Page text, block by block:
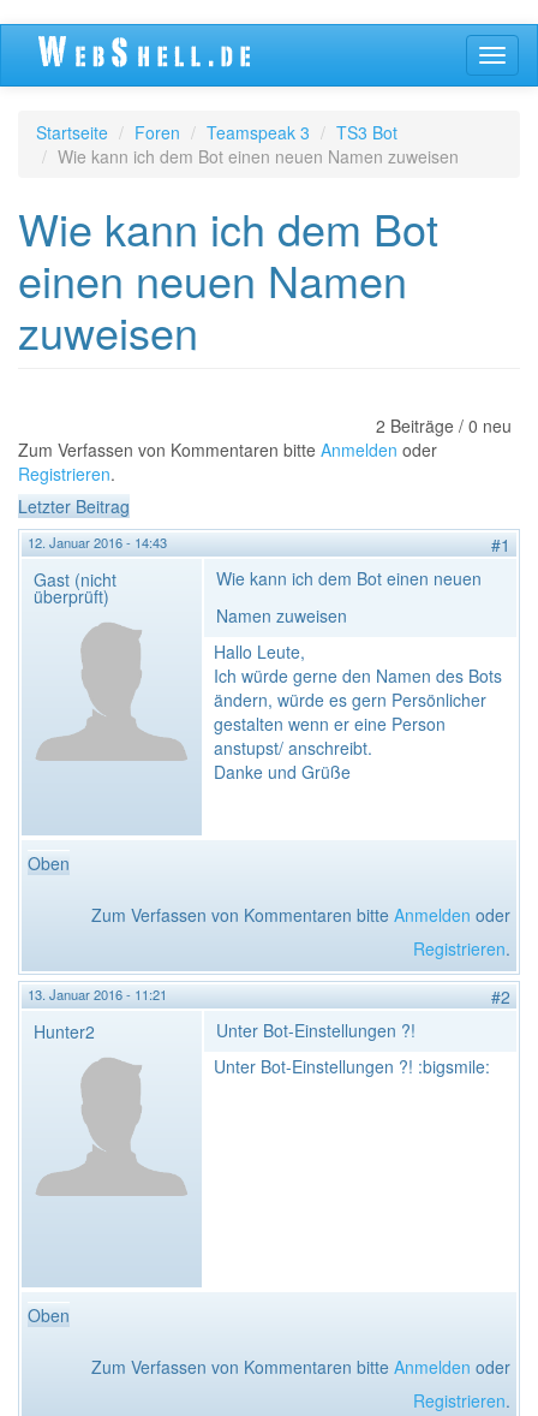
Direkt
Inhalt
Startseite Foren Teamspeak 3
TS3 Bot
Wie kann ich dem Bot einen neuen Namen zuweisen
Wie kann ich dem Bot
einen neuen Namen
zuweisen
2 Beiträge / 0 neu
Zum Verfassen von Kommentaren bitte Anmelden oder
Registrieren.
Letzter Beitrag
12. Januar 2016 - 14:43
#1
Gast (nicht
überprüft)
Wie kann ich dem Bot einen neuen
Namen zuweisen
Hallo Leute,
Ich würde gerne den Namen des Bots
ändern, würde es gern Persönlicher
gestalten wenn er eine Person
anstupst/ anschreibt.
Danke und Grüße
Oben
Zum Verfassen von Kommentaren bitte Anmelden oder
Registrieren.
13. Januar 2016 - 11:21
#2
Hunter2
Unter Bot-Einstellungen ?!
Unter Bot-Einstellungen ?! :bigsmile:
Oben
Zum Verfassen von Kommentaren bitte Anmelden oder
Registrieren.